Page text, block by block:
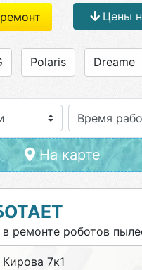
Цены
Polaris Dreame
На карте
ремонте роботов
Кирова 7к1